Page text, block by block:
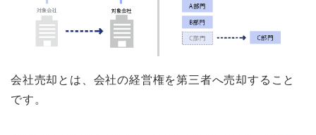
会社売却とは、会社の経営権を第三者へ売却すること
です。